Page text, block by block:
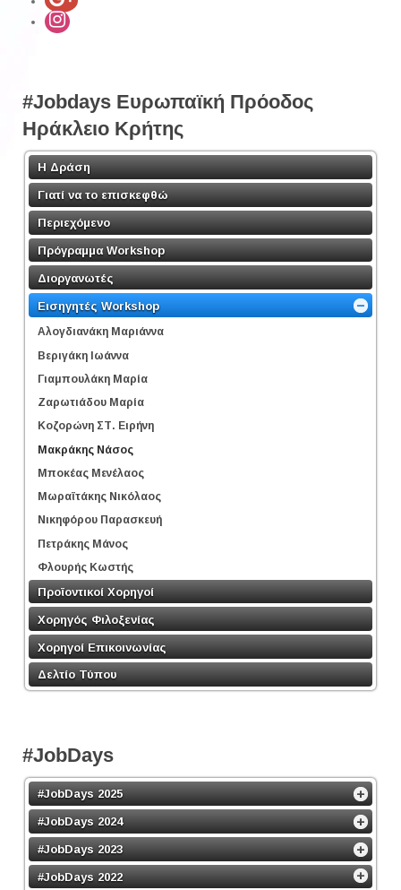
#Jobdays Ευρωπαϊκή Πρόοδος
Ηράκλειο Κρήτης
Η Δράση
Γιατί να το επισκεφθώ
Περιεχόμενο
Πρόγραμμα Workshop
Διοργανωτές
Εισηγητές Workshop
Αλογδιανάκη Μαριάννα
Βεριγάκη Ιωάννα
Γιαμπουλάκη Μαρία
Ζαρωτιάδου Μαρία
Κοζορώνη ΣΤ. Ειρήνη
Μακράκης Νάσος
Μποκέας Μενέλαος
Μωραϊτάκης Νικόλαος
Νικηφόρου Παρασκευή
Πετράκης Μάνος
Φλουρής Κωστής
Προϊοντικοί Χορηγοί
Χορηγός Φιλοξενίας
Χορηγοί Επικοινωνίας
Δελτίο Τύπου
#JobDays
#JobDays 2025
#JobDays 2024
#JobDays 2023
#JobDays 2022